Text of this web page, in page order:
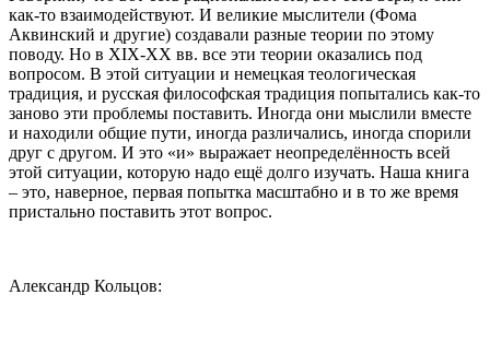
как-то взаимодействуют. И великие мыслители (Фома
Аквинский и другие) создавали разные теории по этому
поводу. Но в XIX-XX вв. все эти теории оказались под
вопросом. В этой ситуации и немецкая теологическая
традиция, и русская философская традиция попытались как-то
заново эти проблемы поставить. Иногда они мыслили вместе
и находили общие пути, иногда различались, иногда спорили
друг с другом. И это «и» выражает неопределённость всей
этой ситуации, которую надо ещё долго изучать. Наша книга
– это, наверное, первая попытка масштабно и в то же время
пристально поставить этот вопрос.
Александр Кольцов: